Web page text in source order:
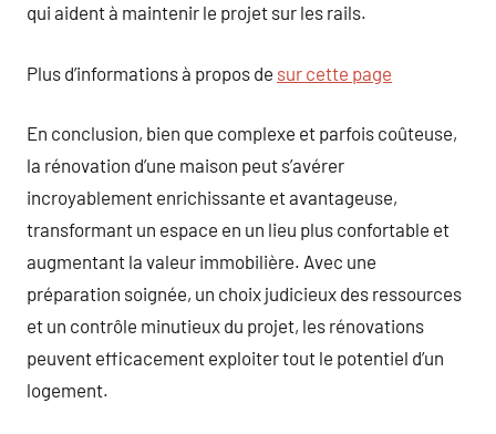
qui aident à maintenir le projet sur les rails.
Plus d’informations à propos de sur cette page
En conclusion, bien que complexe et parfois coûteuse,
la rénovation d’une maison peut s’avérer
incroyablement enrichissante et avantageuse,
transformant un espace en un lieu plus confortable et
augmentant la valeur immobilière. Avec une
préparation soignée, un choix judicieux des ressources
et un contrôle minutieux du projet, les rénovations
peuvent efficacement exploiter tout le potentiel d’un
logement.